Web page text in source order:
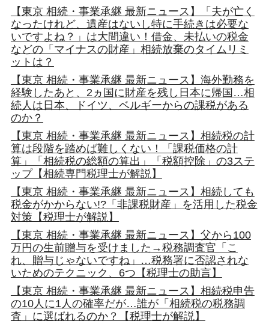
【東京 相続・事業承継 最新ニュース】「夫が亡く
なったけれど、遺産はないし特に手続きは必要な
いですよね？」は大間違い！借金、未払いの税金
などの「マイナスの財産」相続放棄のタイムリミ
ットは？
【東京 相続・事業承継 最新ニュース】海外勤務を
経験したあと、2ヵ国に財産を残し日本に帰国…相
続人は日本、ドイツ、ベルギーからの課税がある
のか？
【東京 相続・事業承継 最新ニュース】相続税の計
算は段階を踏めば難しくない！「課税価格の計
算」「相続税の総額の算出」「税額控除」の3ステ
ップ【相続専門税理士が解説】
【東京 相続・事業承継 最新ニュース】相続しても
税金がかからない!?「非課税財産」を活用した税金
対策【税理士が解説】
【東京 相続・事業承継 最新ニュース】父から100
万円の生前贈与を受けました→税務調査官「こ
れ、贈与じゃないですね」…税務署に否認されな
いためのテクニック、6つ【税理士の助言】
【東京 相続・事業承継 最新ニュース】相続税申告
の10人に1人の確率だが…誰が「相続税の税務調
査」に選ばれるのか？【税理士が解説】